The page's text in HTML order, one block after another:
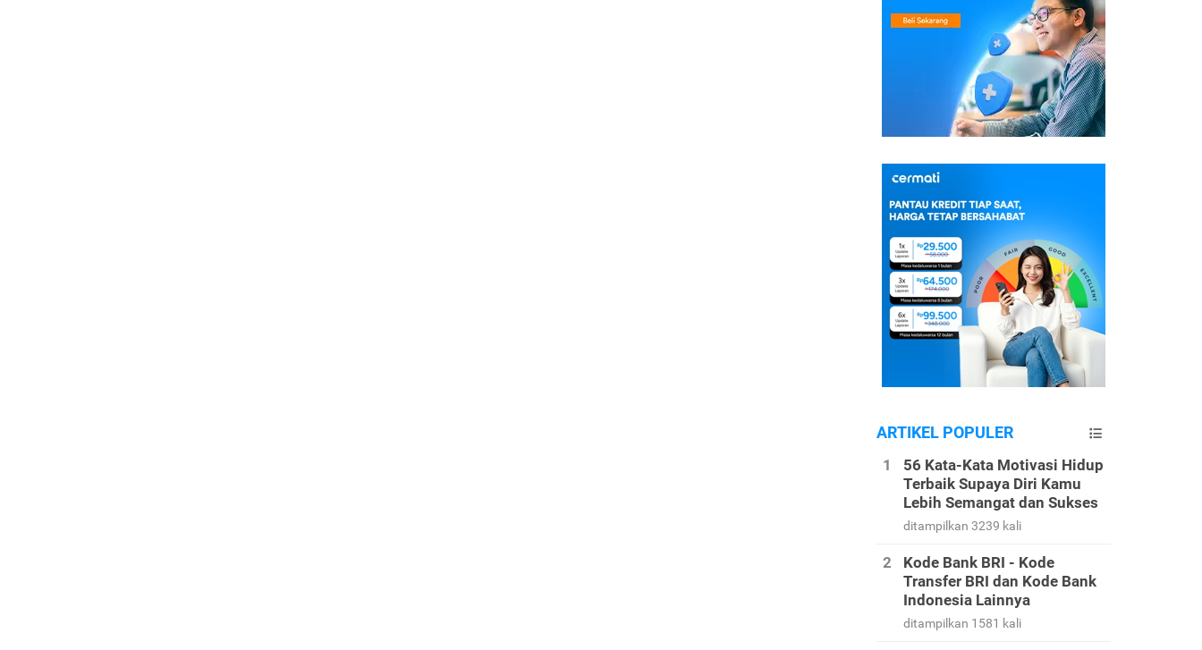
ARTIKEL POPULER
56 Kata-Kata Motivasi Hidup
Terbaik Supaya Diri Kamu
Lebih Semangat dan Sukses
ditampilkan 3239 kali
Kode Bank BRI - Kode
Transfer BRI dan Kode Bank
Indonesia Lainnya
ditampilkan 1581 kali